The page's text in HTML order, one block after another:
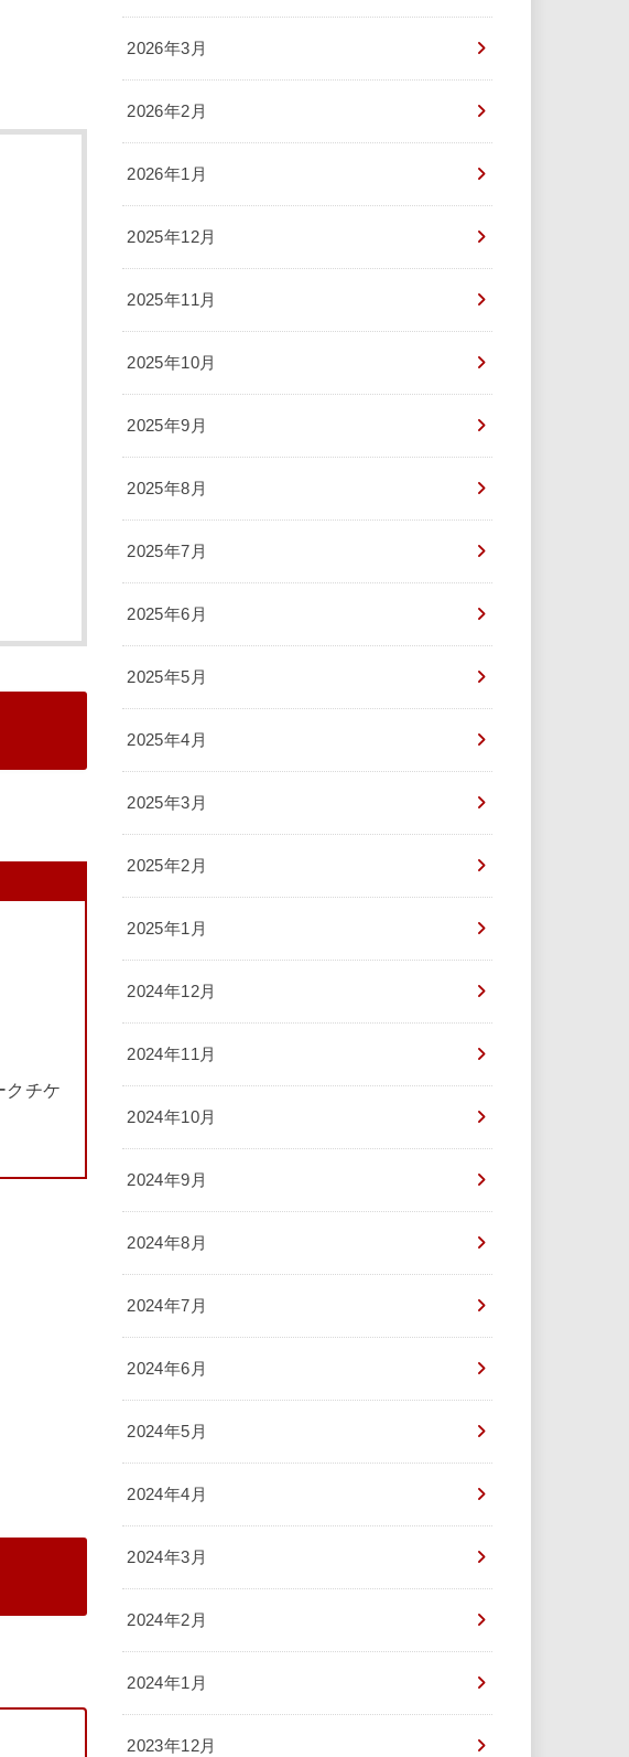
クチケ
2026年3月
2026年2月
2026年1月
2025年12月
2025年11月
2025年10月
2025年9月
2025年8月
2025年7月
2025年6月
2025年5月
2025年4月
2025年3月
2025年2月
2025年1月
2024年12月
2024年11月
2024年10月
2024年9月
2024年8月
2024年7月
2024年6月
2024年5月
2024年4月
2024年3月
2024年2月
2024年1月
2023年12月